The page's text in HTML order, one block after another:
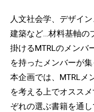
人文社会学、デザイ
建築など…材料基軸の
掛けるMTRLのメンバ
を持ったメンバーが集
本企画では、MTRLメ
を考える上でオスス
ぞれの選ぶ書籍を通